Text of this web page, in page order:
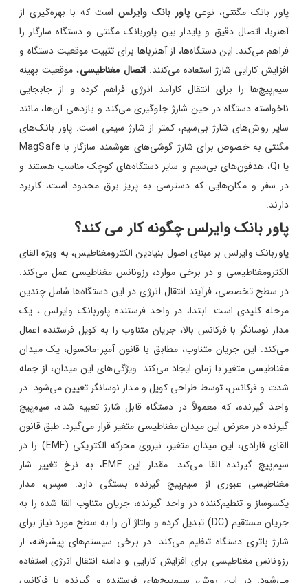
پاور بانک مگنتی، نوعیپاور بانک وایرلساست که با بهره‌گیری از
آهنربا، اتصال دقیق و پایدار بین پاوربانک مگنتی و دستگاه سازگار را
فراهم می‌کند. این دستگاه‌ها، از آهنرباها برای تثبیت موقعیت دستگاه و
افزایش کارایی شارژ استفاده می‌کنند. اتصال مغناطیسی، موقعیت بهینه
سیم‌پیچ‌ها را برای انتقال کارآمد انرژی فراهم کرده و از جابجایی
ناخواسته دستگاه در حین شارژ جلوگیری می‌کند و بازدهی آن‌ها، مانند
سایر روش‌های شارژ بی‌سیم، کمتر از شارژ سیمی است. پاور بانک‌های
مگنتی به خصوص برای شارژ گوشی‌های هوشمند سازگار با MagSafe
یا Qi، هدفون‌های بی‌سیم و سایر دستگاه‌های کوچک مناسب هستند و
در سفر و مکان‌هایی که دسترسی به پریز برق محدود است، کاربرد
دارند.
پاور بانک وایرلس چگونه کار می کند؟
پاوربانک‌ وایرلس بر مبنای اصول بنیادین الکترومغناطیس، به ویژه القای
الکترومغناطیسی و در برخی موارد، رزونانس مغناطیسی عمل می‌کند.
در سطح تخصصی، فرآیند انتقال انرژی در این دستگاه‌ها شامل چندین
مرحله کلیدی است. ابتدا، در واحد فرستنده پاوربانک‌ وایرلس ، یک
مدار نوسانگر با فرکانس بالا، جریان متناوب را به کویل فرستنده اعمال
می‌کند. این جریان متناوب، مطابق با قانون آمپر-ماکسول، یک میدان
مغناطیسی متغیر با زمان ایجاد می‌کند. ویژگی‌های این میدان، از جمله
شدت و فرکانس، توسط طراحی کویل و مدار نوسانگر تعیین می‌شود. در
واحد گیرنده، که معمولاً در دستگاه قابل شارژ تعبیه شده، سیم‌پیچ
گیرنده در معرض این میدان مغناطیسی متغیر قرار می‌گیرد. طبق قانون
القای فارادی، این میدان متغیر، نیروی محرکه الکتریکی (EMF) را در
سیم‌پیچ گیرنده القا می‌کند. مقدار این EMF، به نرخ تغییر شار
مغناطیسی عبوری از سیم‌پیچ گیرنده بستگی دارد. سپس، مدار
یکسوساز و تنظیم‌کننده در واحد گیرنده، جریان متناوب القا شده را به
جریان مستقیم (DC) تبدیل کرده و ولتاژ آن را به سطح مورد نیاز برای
شارژ باتری دستگاه تنظیم می‌کند. در برخی سیستم‌های پیشرفته، از
رزونانس مغناطیسی برای افزایش کارایی و دامنه انتقال انرژی استفاده